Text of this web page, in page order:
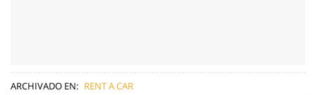
ARCHIVADO EN: RENT A CAR